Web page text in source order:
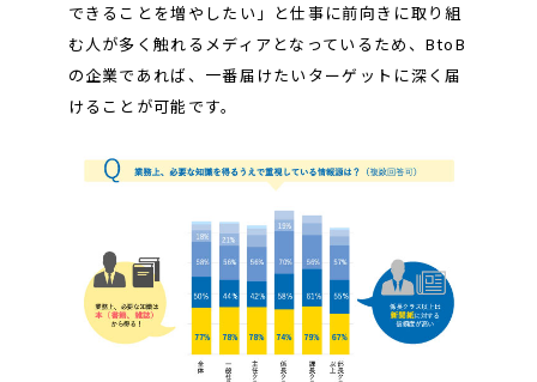
できることを増やしたい」と仕事に前向きに取り組
む人が多く触れるメディアとなっているため、BtoB
の企業であれば、一番届けたいターゲットに深く届
けることが可能です。